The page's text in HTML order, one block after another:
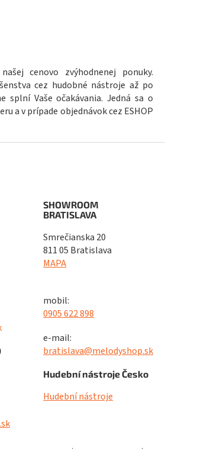
cenovo zvýhodnenej ponuky.
cez hudobné nástroje až po
splní Vaše očakávania. Jedná sa o
a v prípade objednávok cez ESHOP
SHOWROOM
BRATISLAVA
Smrečianska 20
811 05 Bratislava
MAPA
mobil:
0905 622 898
e-mail:
bratislava@melodyshop.sk
Hudební nástroje Česko
Hudební nástroje